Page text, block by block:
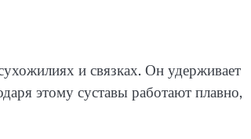
и связках. Он удерживает
этому суставы работают плавно,